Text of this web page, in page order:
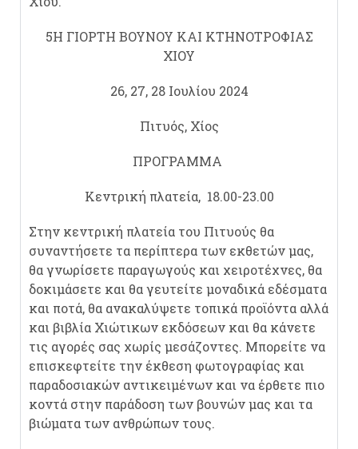
5Η ΓΙΟΡΤΗ ΒΟΥΝΟΥ ΚΑΙ ΚΤΗΝΟΤΡΟΦΙΑΣ
ΧΙΟΥ
26, 27, 28 Ιουλίου 2024
Πιτυός, Χίος
ΠΡΟΓΡΑΜΜΑ
Κεντρική πλατεία, 18.00-23.00
Στην κεντρική πλατεία του Πιτυούς θα
συναντήσετε τα περίπτερα των εκθετών μας,
θα γνωρίσετε παραγωγούς και χειροτέχνες, θα
δοκιμάσετε και θα γευτείτε μοναδικά εδέσματα
και ποτά, θα ανακαλύψετε τοπικά προϊόντα αλλά
και βιβλία Χιώτικων εκδόσεων και θα κάνετε
τις αγορές σας χωρίς μεσάζοντες. Μπορείτε να
επισκεφτείτε την έκθεση φωτογραφίας και
παραδοσιακών αντικειμένων και να έρθετε πιο
κοντά στην παράδοση των βουνών μας και τα
βιώματα των ανθρώπων τους.